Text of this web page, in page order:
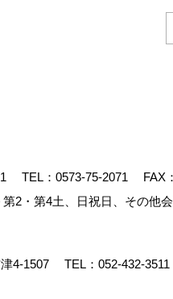
TEL： 0573-75-2071
FAX
第2・第4土、日祝日、その他
津4-1507 TEL： 052-432-3511